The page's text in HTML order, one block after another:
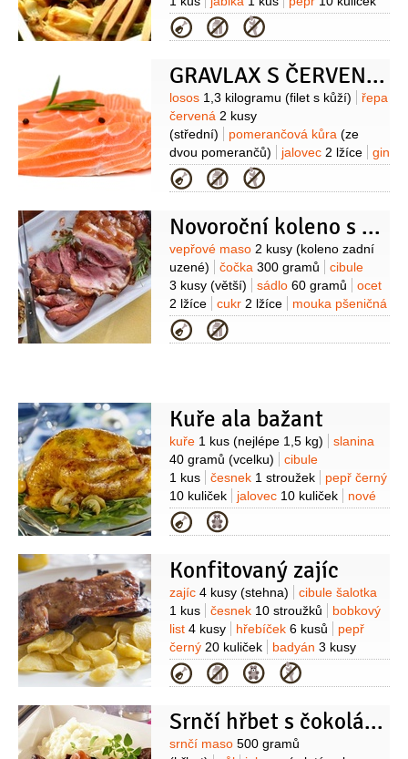
(celý)
jalovec4 kuličky
(celý)
bobkový list2 listy
tymián
Kategorie
GRAVLAX S ČERVENOU ŘEPOU A GINEM
Suroviny
losos 1,3 kilogramu (filet s kůží)
řepa
červená 2 kusy
(střední)
pomerančová kůra (ze
dvou pomerančů)
jalovec 2 lžíce
gin
50 mililitrů
cukr krupice
100 gramů
sůl150 gramů
1 kus
ocet vinný
50 mililitrů
(bílý)
voda 150 mililitrů
cukr krupice
50 gramů
koriandr
1 lžička
(celý)
pepř1 lžička (celý)
bobkový
list1 kus kopr1 hrst sůl 1 lžička
Kategorie
Novoroční koleno s čočkou
Suroviny
vepřové maso 2 kusy (koleno zadní
uzené)
čočka 300 gramů
cibule
3 kusy (větší) sádlo 60 gramů
ocet
2 lžíce
cukr 2 lžíce
mouka pšeničná
polohrubá
(celý)
hřebíček3 kusy (celý)
Kategorie
Kuře ala bažant
Suroviny
kuře 1 kus (nejlépe 1,5 kg)
slanina
40 gramů (vcelku)
cibule
1 kus
česnek 1 stroužek
pepř černý
10 kuliček
jalovec 10 kuliček
nové
koření10 kuliček
3 listy
sůl
Kategorie
Konfitovaný zajíc
Suroviny
zajíc 4 kusy (stehna)
cibule šalotka
1 kus
česnek 10 stroužků
bobkový
list 4 kusy hřebíček 6 kusů
pepř
černý 20 kuliček badyán 3 kusy
(hvězdy)
jalovec 10 kuliček
1 svazek (čerstvý)
Kategorie
Srnčí hřbet s čokoládovou omáčkou
Suroviny
srnčí maso 500 gramů